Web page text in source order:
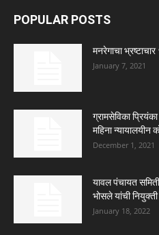
POPULAR POSTS
मनरेगाचा
January 7, 2021
ग्रामसेविका प्रियंका
महिना न्यायालयीन
December 1, 2021
यावल पंचायत
भोसले यांची नियुक्ती
January 18, 2022